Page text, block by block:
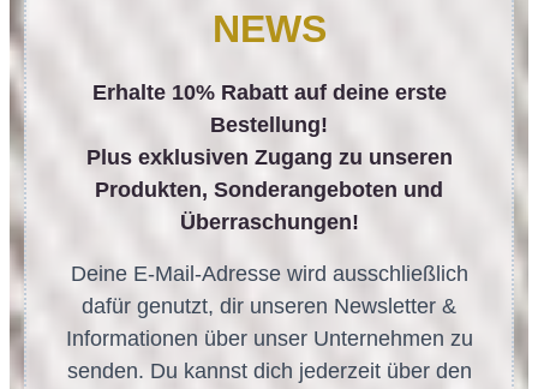
NEWS
Erhalte 10% Rabatt auf deine erste
Bestellung!
Plus exklusiven Zugang zu unseren
Produkten, Sonderangeboten und
Überraschungen!
Deine E-Mail-Adresse wird ausschließlich
dafür genutzt, dir unseren Newsletter &
Informationen über unser Unternehmen zu
senden. Du kannst dich jederzeit über den